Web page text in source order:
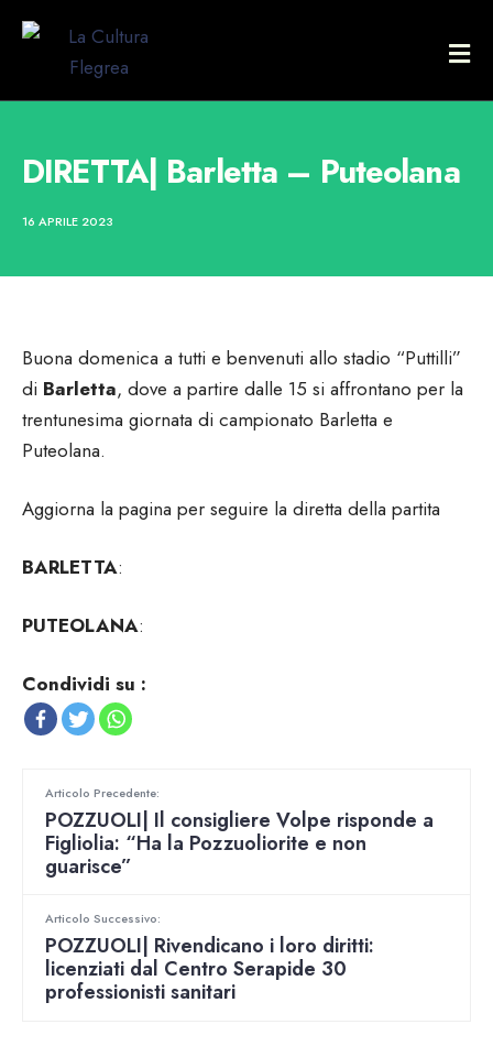
DIRETTA| Barletta – Puteolana
16 APRILE 2023
Buona domenica a tutti e benvenuti allo stadio “Puttilli”
di Barletta, dove a partire dalle 15 si affrontano per la
trentunesima giornata di campionato Barletta e
Puteolana.
Aggiorna la pagina per seguire la diretta della partita
BARLETTA:
PUTEOLANA:
Condividi su :
Articolo Precedente:
POZZUOLI| Il consigliere Volpe risponde a
Figliolia: “Ha la Pozzuoliorite e non
guarisce”
Articolo Successivo:
POZZUOLI| Rivendicano i loro diritti:
licenziati dal Centro Serapide 30
professionisti sanitari